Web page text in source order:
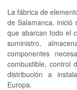
La fábrica de
de Salamanca, inició
que abarcan todo el
suministro,
componentes
combustible, control
distribución a
Europa.